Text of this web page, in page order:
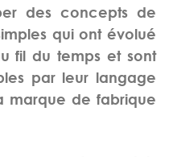
des concepts de
qui ont évolué
fil du temps et sont
par leur langage
marque de fabrique